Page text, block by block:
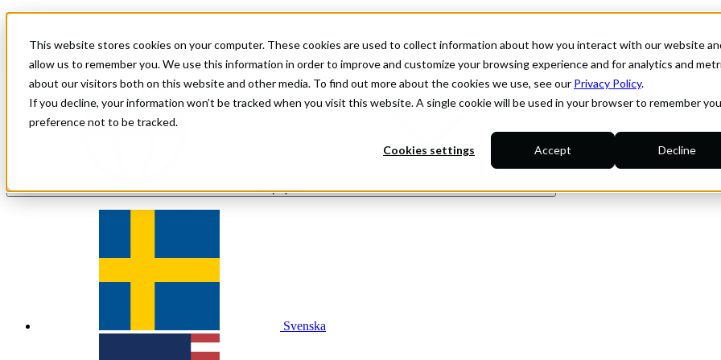
This website stores cookies on your computer. These cookies are used to collect information about how you interact with our website
allow us to remember you. We use this information in order to improve and customize your browsing experience and for analytics and
about our visitors both on this website and other media. To find out more about the cookies we use, see our Privacy Policy.
If you decline, your information won’t be tracked when you visit this website. A single cookie will be used in your browser to remember
preference not to be tracked.
Cookies settings Accept Decline
Investor Relations
sv | Språk
Svenska